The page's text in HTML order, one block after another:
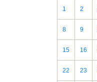
1 2
8 9
15 16
22 23